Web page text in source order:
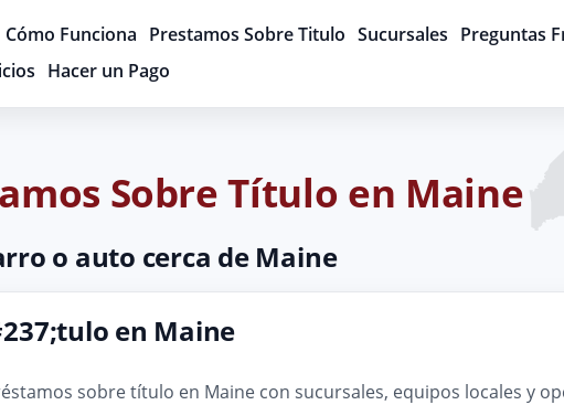
Cómo Funciona Prestamos Sobre Titulo Sucursales Preguntas
Hacer un Pago
Sobre Título en Maine
o auto cerca de Maine
en Maine
sobre título en Maine con sucursales, equipos locales y